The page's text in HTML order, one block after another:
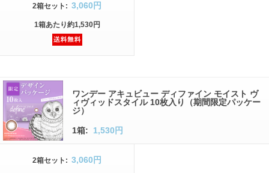
2箱セット : 3,060円
1箱あたり約1,530円
ワンデー アキュビュー ディファイン モイスト ヴ
ィヴィッドスタイル 10枚入り（期間限定パッケー
ジ）
1箱: 1,530円
2箱セット : 3,060円